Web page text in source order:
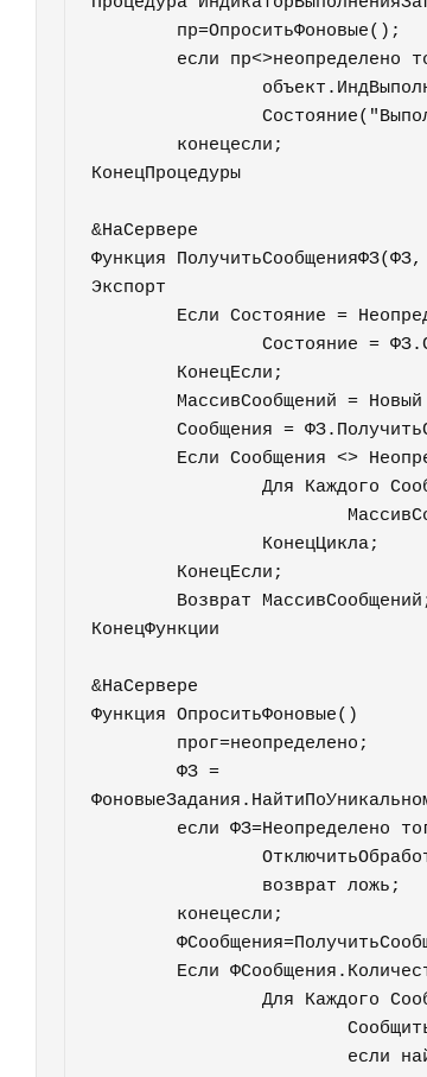
		Состояние("Выполнено "+пр);
КонецПроцедуры
&НаСервере
Функция
Экспорт
		Состояние = ФЗ.Состояние;
	Сообщения = ФЗ.ПолучитьСообщенияПользователю(УдалятьСообщения);
		Для Каждого Сообщение Из Сообщения Цикл
КонецФункции
&НаСервере
Функция ОпроситьФоновые()
	ФЗ =
		ОтключитьОбработчикОжидания("ИндикаторВыполненияЗагрузки");
	ФСообщения=ПолучитьСообщенияФЗ(ФЗ,,истина);
		Для Каждого Сообщение Из ФСообщения Цикл
			Сообщить(Сообщение);